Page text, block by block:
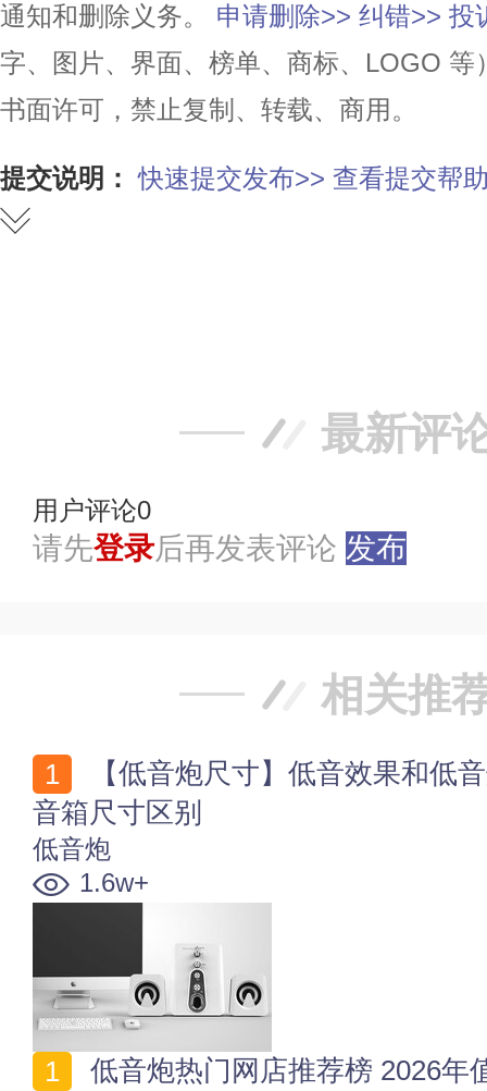
通知和删除义务。
申请删除>> 纠错>> 投
字、图片、界面、榜单、商标、LOGO
书面许可，禁止复制、转载、商用。
提交说明： 快速提交发布>> 查看提交帮
最新评
用户评论0
请先登录后再发表评论 发布
相关推
音箱尺寸区别
低音炮
1.6w+